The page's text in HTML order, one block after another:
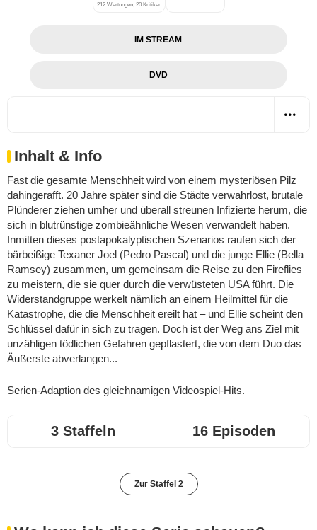
212 Wertungen, 20 Kritiken
IM STREAM
DVD
Inhalt & Info
Fast die gesamte Menschheit wird von einem mysteriösen Pilz
dahingerafft. 20 Jahre später sind die Städte verwahrlost, brutale
Plünderer ziehen umher und überall streunen Infizierte herum, die
sich in blutrünstige zombieähnliche Wesen verwandelt haben.
Inmitten dieses postapokalyptischen Szenarios raufen sich der
bärbeißige Texaner Joel (Pedro Pascal) und die junge Ellie (Bella
Ramsey) zusammen, um gemeinsam die Reise zu den Fireflies
zu meistern, die sie quer durch die verwüsteten USA führt. Die
Widerstandgruppe werkelt nämlich an einem Heilmittel für die
Katastrophe, die die Menschheit ereilt hat – und Ellie scheint den
Schlüssel dafür in sich zu tragen. Doch ist der Weg ans Ziel mit
unzähligen tödlichen Gefahren gepflastert, die von dem Duo das
Äußerste abverlangen...
Serien-Adaption des gleichnamigen Videospiel-Hits.
3 Staffeln 16 Episoden
Zur Staffel 2